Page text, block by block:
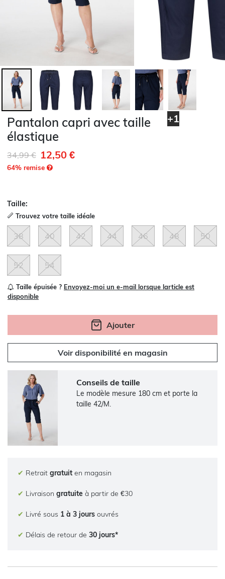
+1
Pantalon capri avec taille
élastique
Remise de
34,99 €à 12,50 €
64% remise
Taille:
Trouvez votre taille idéale
38 40 42 44 46 48 50
52 54
Taille épuisée ? Envoyez-moi un e-mail lorsque larticle est
disponible
Ajouter
Voir disponibilité en magasin
Conseils de taille
Le modèle mesure 180 cm et porte la
taille 42/M.
✔ Retrait gratuit en magasin
✔ Livraison gratuite à partir de €30
✔ Livré sous 1 à 3 jours ouvrés
✔ Délais de retour de 30 jours*